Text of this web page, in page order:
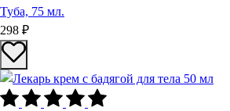
Туба, 75 мл.
298 ₽